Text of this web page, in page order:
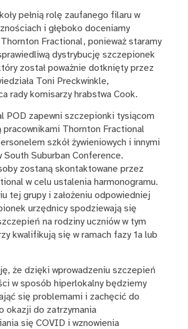
pełnią rolę zaufanego filaru w
i głęboko doceniamy
Fractional, ponieważ staramy
dystrybucję szczepionek
został poważnie dotknięty przez
Toni Preckwinkle,
rady komisarzy hrabstwa Cook.
POD zapewni szczepionki tysiącom
Thornton Fractional
szkół żywieniowych i innymi
South Suburban Conference.
zostaną skontaktowane przez
w celu ustalenia harmonogramu.
tej grupy i założeniu odpowiedniej
urzędnicy spodziewają się
na rodziny uczniów w tym
kwalifikują się w ramach fazy 1a lub
że dzięki wprowadzeniu szczepień
w sposób hiperlokalny będziemy
się problemami i zachęcić do
okazji do zatrzymania
się COVID i wznowienia